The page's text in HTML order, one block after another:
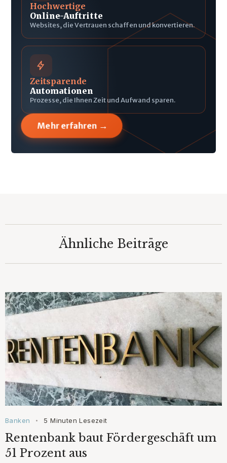
Hochwertige
Online-Auftritte
Websites, die Vertrauen schaffen und konvertieren.
Zeitsparende
Automationen
Prozesse, die Ihnen Zeit und Aufwand sparen.
Mehr erfahren →
Ähnliche Beiträge
Banken • 5 Minuten Lesezeit
Rentenbank baut Fördergeschäft um
51 Prozent aus